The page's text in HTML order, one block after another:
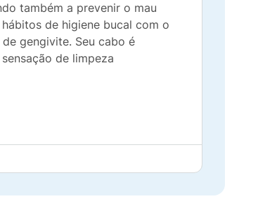
também a prevenir o mau
de higiene bucal com o
gengivite. Seu cabo é
de limpeza
limpeza profunda.